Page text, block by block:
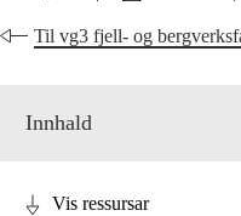
Til vg3 fjell- og
Innhald
Vis ressursar